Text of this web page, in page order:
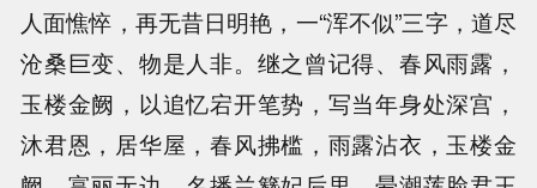
人面憔悴，再无昔日明艳，一“浑不似”三字，道尽
沧桑巨变、物是人非。继之曾记得、春风雨露，
玉楼金阙，以追忆宕开笔势，写当年身处深宫，
沐君恩，居华屋，春风拂槛，雨露沾衣，玉楼金